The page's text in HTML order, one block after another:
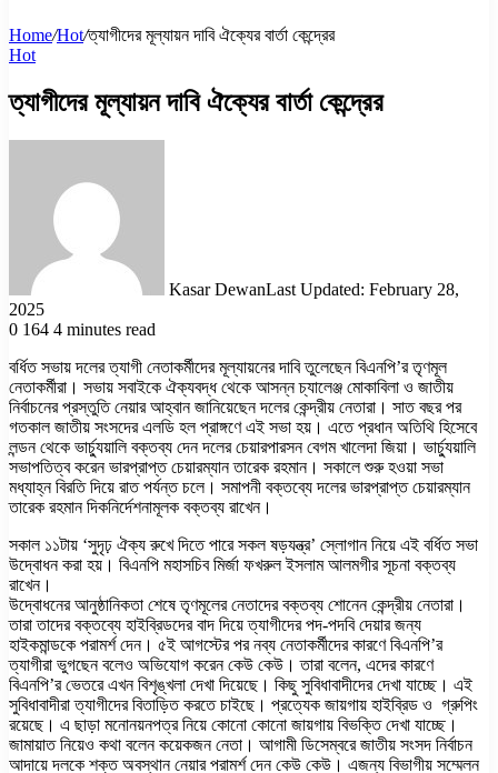
Home/Hot/ত্যাগীদের মূল্যায়ন দাবি ঐক্যের বার্তা কেন্দ্রের
Hot
ত্যাগীদের মূল্যায়ন দাবি ঐক্যের বার্তা কেন্দ্রের
Kasar DewanLast Updated: February 28,
2025
0 164 4 minutes read
বর্ধিত সভায় দলের ত্যাগী নেতাকর্মীদের মূল্যায়নের দাবি তুলেছেন বিএনপি’র তৃণমূল
নেতাকর্মীরা। সভায় সবাইকে ঐক্যবদ্ধ থেকে আসন্ন চ্যালেঞ্জ মোকাবিলা ও জাতীয়
নির্বাচনের প্রস্তুতি নেয়ার আহ্বান জানিয়েছেন দলের কেন্দ্রীয় নেতারা। সাত বছর পর
গতকাল জাতীয় সংসদের এলডি হল প্রাঙ্গণে এই সভা হয়। এতে প্রধান অতিথি হিসেবে
লন্ডন থেকে ভার্চ্যুয়ালি বক্তব্য দেন দলের চেয়ারপারসন বেগম খালেদা জিয়া। ভার্চ্যুয়ালি
সভাপতিত্ব করেন ভারপ্রাপ্ত চেয়ারম্যান তারেক রহমান। সকালে শুরু হওয়া সভা
মধ্যাহ্ন বিরতি দিয়ে রাত পর্যন্ত চলে। সমাপনী বক্তব্যে দলের ভারপ্রাপ্ত চেয়ারম্যান
তারেক রহমান দিকনির্দেশনামূলক বক্তব্য রাখেন।
সকাল ১১টায় ‘সুদৃঢ় ঐক্য রুখে দিতে পারে সকল ষড়যন্ত্র’ স্লোগান নিয়ে এই বর্ধিত সভা
উদ্বোধন করা হয়। বিএনপি মহাসচিব মির্জা ফখরুল ইসলাম আলমগীর সূচনা বক্তব্য
রাখেন।
উদ্বোধনের আনুষ্ঠানিকতা শেষে তৃণমূলের নেতাদের বক্তব্য শোনেন কেন্দ্রীয় নেতারা।
তারা তাদের বক্তব্যে হাইব্রিডদের বাদ দিয়ে ত্যাগীদের পদ-পদবি দেয়ার জন্য
হাইকমান্ডকে পরামর্শ দেন। ৫ই আগস্টের পর নব্য নেতাকর্মীদের কারণে বিএনপি’র
ত্যাগীরা ভুগছেন বলেও অভিযোগ করেন কেউ কেউ। তারা বলেন, এদের কারণে
বিএনপি’র ভেতরে এখন বিশৃঙ্খলা দেখা দিয়েছে। কিছু সুবিধাবাদীদের দেখা যাচ্ছে। এই
সুবিধাবাদীরা ত্যাগীদের বিতাড়িত করতে চাইছে। প্রত্যেক জায়গায় হাইব্রিড ও গ্রুপিং
রয়েছে। এ ছাড়া মনোনয়নপত্র নিয়ে কোনো কোনো জায়গায় বিভক্তি দেখা যাচ্ছে।
জামায়াত নিয়েও কথা বলেন কয়েকজন নেতা। আগামী ডিসেম্বরে জাতীয় সংসদ নির্বাচন
আদায়ে দলকে শক্ত অবস্থান নেয়ার পরামর্শ দেন কেউ কেউ। এজন্য বিভাগীয় সম্মেলন